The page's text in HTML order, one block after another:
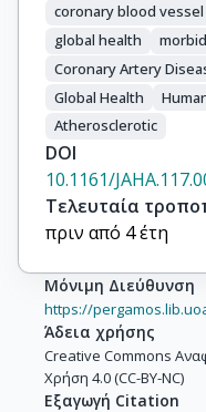
coronary blood vessel
global health
Coronary Artery
Global Health
Atherosclerotic
DOI
10.1161/
Τελευταία
πριν από 4 έτη
Μόνιμη Διεύθυνση
https://
Άδεια χρήσης
Creative Commons
Χρήση 4.0 (CC-BY-NC)
Εξαγωγή Citation